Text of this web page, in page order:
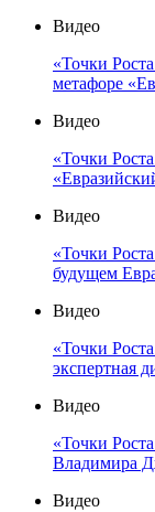
Видео
«Точки
метафоре
Видео
«Точки
Видео
«Точки
будущем
Видео
«Точки
экспертная
Видео
«Точки
Владимира
Видео